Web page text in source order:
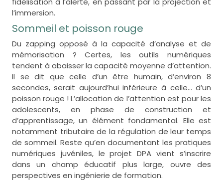
l’immersion.
Sommeil et poisson rouge
Du zapping opposé à la capacité d’analyse et de
mémorisation ? Certes, les outils numériques
tendent à abaisser la capacité moyenne d’attention.
Il se dit que celle d’un être humain, d’environ 8
secondes, serait aujourd’hui inférieure à celle… d’un
poisson rouge ! L’allocation de l’attention est pour les
adolescents, en phase de construction et
d’apprentissage, un élément fondamental. Elle est
notamment tributaire de la régulation de leur temps
de sommeil. Reste qu’en documentant les pratiques
numériques juvéniles, le projet DPA vient s’inscrire
dans un champ éducatif plus large, ouvre des
perspectives en ingénierie de formation.